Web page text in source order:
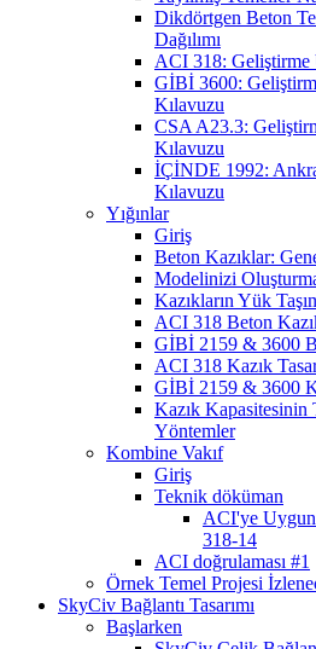
Dikdörtgen Beton
Dağılımı
ACI 318: Geliştirme
GİBİ 3600:
Kılavuzu
CSA A23.3:
Kılavuzu
İÇİNDE 1992:
Kılavuzu
Yığınlar
Giriş
Beton Kazıklar:
Modelinizi
Kazıkların Yük
ACI 318 Beton
GİBİ 2159 & 3600
ACI 318 Kazık
GİBİ 2159 & 3600
Kazık
Yöntemler
Kombine Vakıf
Giriş
Teknik döküman
ACI'ye Uygun
318-14
ACI doğrulaması #1
Örnek Temel Projesi
SkyCiv Bağlantı Tasarımı
Başlarken